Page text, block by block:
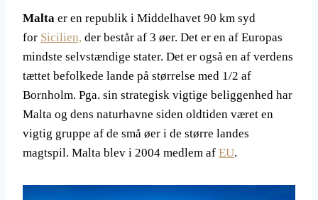
Malta er en republik i Middelhavet 90 km syd
for Sicilien, der består af 3 øer. Det er en af Europas
mindste selvstændige stater. Det er også en af verdens
tættet befolkede lande på størrelse med 1/2 af
Bornholm. Pga. sin strategisk vigtige beliggenhed har
Malta og dens naturhavne siden oldtiden været en
vigtig gruppe af de små øer i de større landes
magtspil. Malta blev i 2004 medlem af EU.